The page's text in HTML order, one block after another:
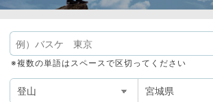
※複数の単語はスペースで区切ってください